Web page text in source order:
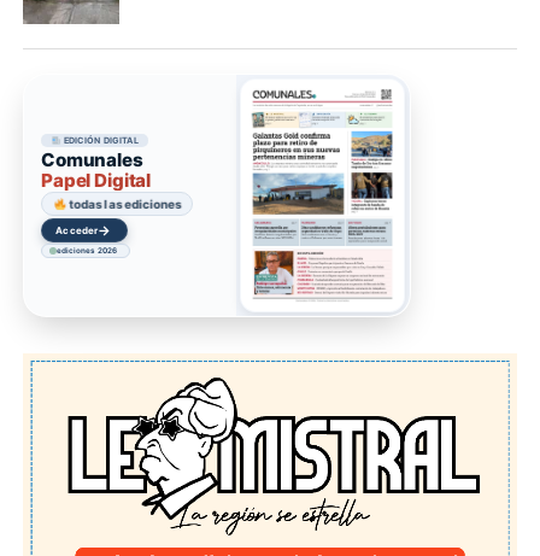
EDICIÓN DIGITAL
Comunales
Papel Digital
todas las ediciones
Acceder→
ediciones 2026